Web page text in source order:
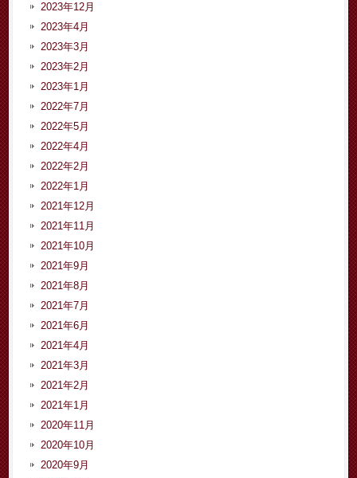
2023年12月
2023年4月
2023年3月
2023年2月
2023年1月
2022年7月
2022年5月
2022年4月
2022年2月
2022年1月
2021年12月
2021年11月
2021年10月
2021年9月
2021年8月
2021年7月
2021年6月
2021年4月
2021年3月
2021年2月
2021年1月
2020年11月
2020年10月
2020年9月